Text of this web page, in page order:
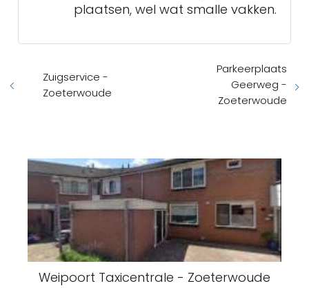
plaatsen, wel wat smalle vakken.
Zuigservice -
Zoeterwoude
Parkeerplaats
Geerweg -
Zoeterwoude
Weipoort Taxicentrale - Zoeterwoude